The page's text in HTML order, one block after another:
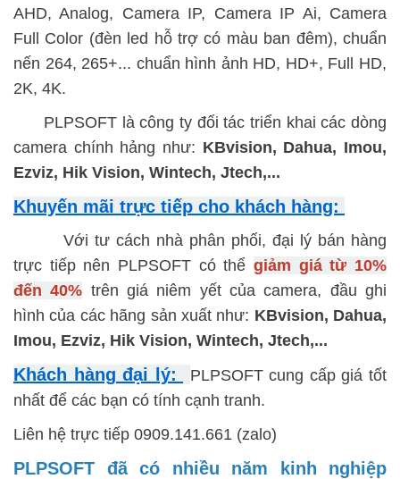
AHD, Analog, Camera IP, Camera IP Ai, Camera
Full Color (đèn led hỗ trợ có màu ban đêm), chuẩn
nến 264, 265+... chuẩn hình ảnh HD, HD+, Full HD,
2K, 4K.
PLPSOFT là công ty đối tác triển khai các dòng
camera chính hảng như: KBvision, Dahua, Imou,
Ezviz, Hik Vision, Wintech, Jtech,...
Khuyến mãi trực tiếp cho khách hàng:
Với tư cách nhà phân phối, đại lý bán hàng
trực tiếp nên PLPSOFT có thể giảm giá từ 10%
đến 40% trên giá niêm yết của camera, đầu ghi
hình của các hãng sản xuất như: KBvision, Dahua,
Imou, Ezviz, Hik Vision, Wintech, Jtech,...
Khách hàng đại lý:
PLPSOFT cung cấp giá tốt
nhất để các bạn có tính cạnh tranh.
Liên hệ trực tiếp 0909.141.661 (zalo)
PLPSOFT đã có nhiều năm kinh nghiệp